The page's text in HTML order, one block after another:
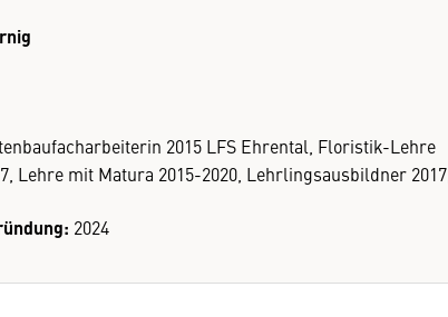
2015 LFS Ehrental, Floristik-Lehre
Lehre mit Matura 2015-2020, Lehrlingsausbildner 2017,
2024